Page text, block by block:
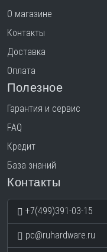
О магазине
Контакты
Доставка
Оплата
Полезное
Гарантия и сервис
FAQ
Кредит
База знаний
Контакты
+7(499)391-03-15
pc@ruhardware.ru